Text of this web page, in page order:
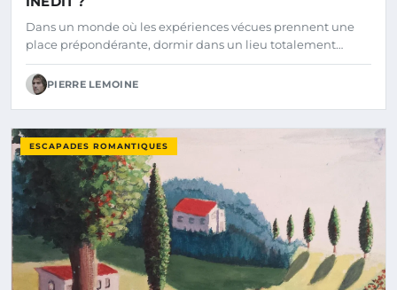
Dans un monde où les expériences vécues prennent une
place prépondérante, dormir dans un lieu totalement…
PIERRE LEMOINE
ESCAPADES ROMANTIQUES